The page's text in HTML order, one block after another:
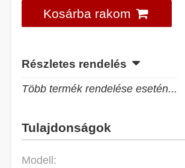
Kosárba rakom
Részletes rendelés
Több termék rendelése esetén...
Tulajdonságok
Modell: